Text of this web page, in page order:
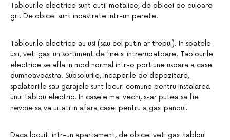
Tablourile electrice sunt cutii metalice, de obicei de culoare
gri. De obicei sunt incastrate intr-un perete.
Tablourile electrice au usi (sau cel putin ar trebui). In spatele
usii, veti gasi un sortiment de fire si intrerupatoare. Tablourile
electrice se afla in mod normal intr-o portiune usoara a casei
dumneavoastra. Subsolurile, incaperile de depozitare,
spalatoriile sau garajele sunt locuri comune pentru instalarea
unui tablou electric. In casele mai vechi, s-ar putea sa fie
nevoie sa va uitati in afara casei pentru a gasi panoul.
Daca locuiti intr-un apartament, de obicei veti gasi tabloul